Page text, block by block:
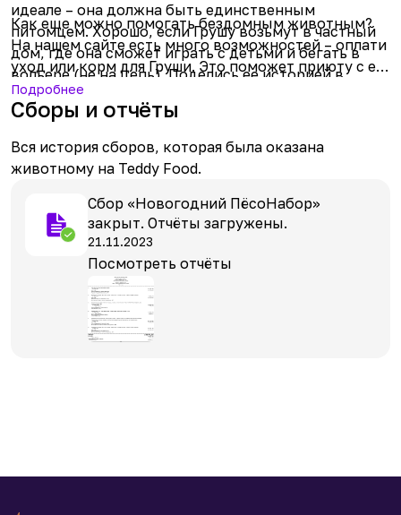
идеале – она должна быть единственным
питомцем. Хорошо, если Грушу возьмут в частный
дом, где она сможет играть с детьми и бегать в
вольере (не на цепь). Поделись ее историей в
соцсетях или закажи рекламный пакет, чтобы
больше людей увидели эту замечательную собачку.
Как еще можно помогать бездомным животным?
На нашем сайте есть много возможностей – оплати
уход или корм для Груши. Это поможет приюту с ее
содержанием.
Подробнее
Сборы и отчёты
Вся история сборов, которая была оказана
животному на Teddy Food.
Сбор «Новогодний ПёсоНабор»
закрыт. Отчёты загружены.
21.11.2023
Посмотреть отчёты